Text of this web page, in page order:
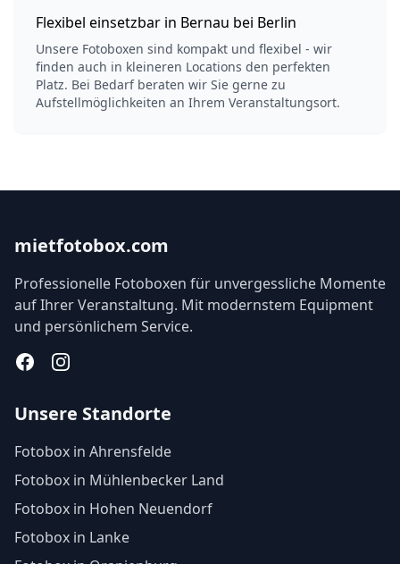
Flexibel einsetzbar in Bernau bei Berlin
Unsere Fotoboxen sind kompakt und flexibel - wir
finden auch in kleineren Locations den perfekten
Platz. Bei Bedarf beraten wir Sie gerne zu
Aufstellmöglichkeiten an Ihrem Veranstaltungsort.
mietfotobox.com
Professionelle Fotoboxen für unvergessliche Momente
auf Ihrer Veranstaltung. Mit modernstem Equipment
und persönlichem Service.
FacebookInstagram
Unsere Standorte
Fotobox in Ahrensfelde
Fotobox in Mühlenbecker Land
Fotobox in Hohen Neuendorf
Fotobox in Lanke